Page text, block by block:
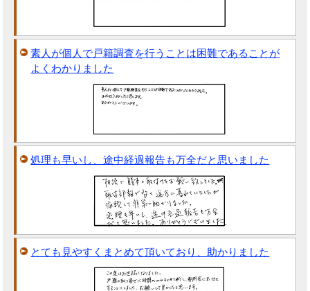
素人が個人で戸籍調査を行うことは困難であることが
よくわかりました
処理も早いし、途中経過報告も万全だと思いました
とても見やすくまとめて頂いており、助かりました